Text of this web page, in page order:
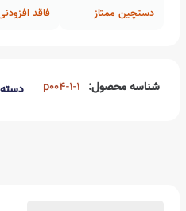
دستچین ممتاز فاقد
شناسه محصول: p004-1-1